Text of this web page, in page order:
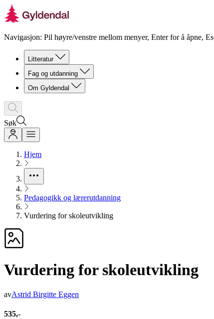
Navigasjon: Pil høyre/venstre mellom menyer, Enter for å åpne,
Litteratur
Fag og utdanning
Om Gyldendal
Søk
Hjem
Pedagogikk og lærerutdanning
Vurdering for skoleutvikling
Vurdering for skoleutvikling
avAstrid Birgitte Eggen
535,-